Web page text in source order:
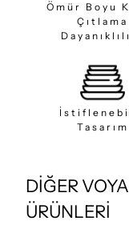
Ömür Boyu
Çıtlama
Tasarım
DİĞER
ÜRÜNLERİ